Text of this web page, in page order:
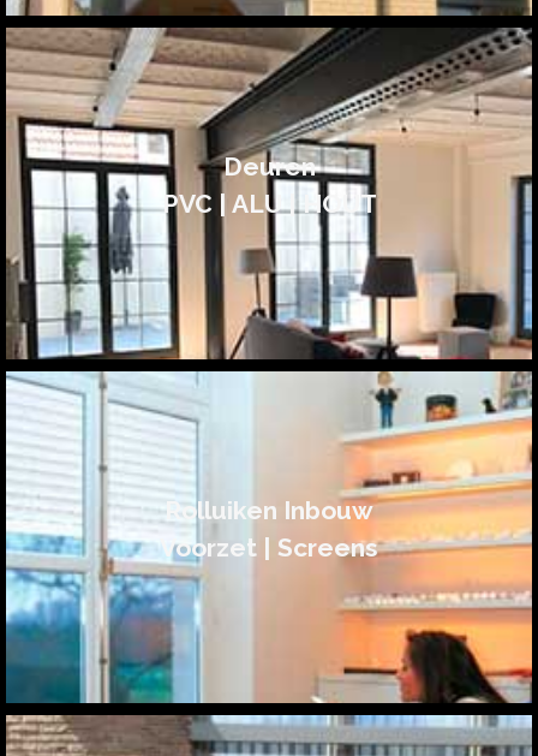
Deuren
PVC | ALU | HOUT
Rolluiken Inbouw
Voorzet | Screens